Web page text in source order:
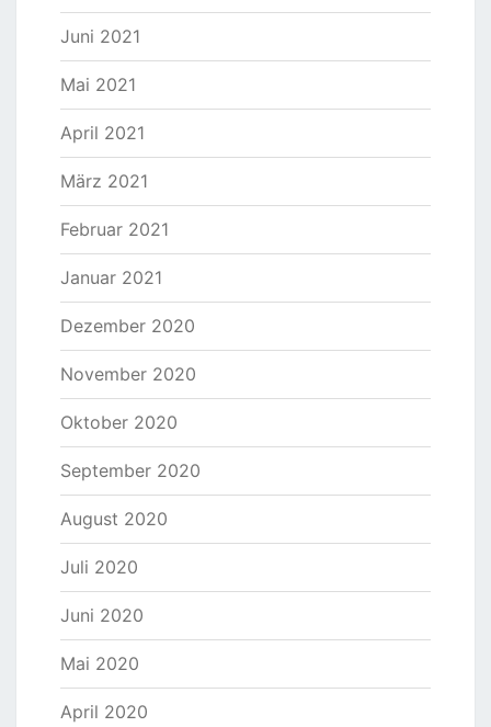
Juni 2021
Mai 2021
April 2021
März 2021
Februar 2021
Januar 2021
Dezember 2020
November 2020
Oktober 2020
September 2020
August 2020
Juli 2020
Juni 2020
Mai 2020
April 2020